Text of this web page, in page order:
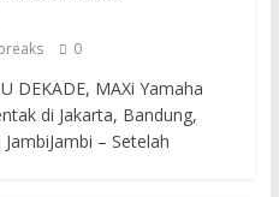
0
DEKADE, MAXi Yamaha
di Jakarta, Bandung,
– Setelah